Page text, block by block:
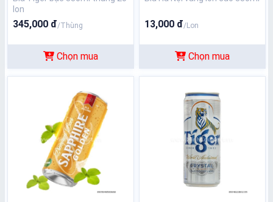
lon
345,000 đ/Thùng
Chọn mua
13,000 đ/Lon
Chọn mua